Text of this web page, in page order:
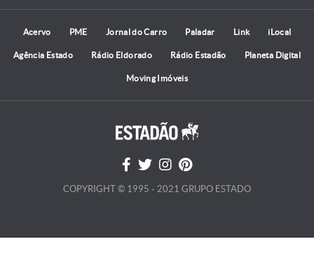
Acervo PME Jornal do Carro Paladar Link iLocal
Agência Estado Rádio Eldorado Rádio Estadão Planeta Digital
Moving Imóveis
COPYRIGHT © 1995 - 2021 GRUPO ESTADO